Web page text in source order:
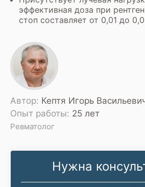
эффективная доза при
стоп составляет от 0,01 до
Автор: Кептя Игорь
Опыт работы: 25 лет
Ревматолог
Нужна